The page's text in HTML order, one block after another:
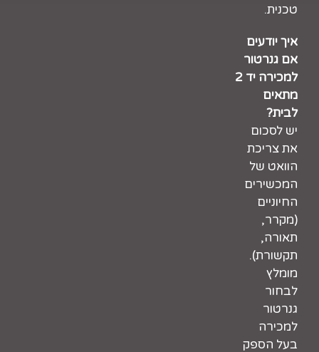
טכנית.
איך יודעים
אם גנרטור
למכירה יד 2
מתאים
לבית?
יש לסכום
את צריכת
הוואט של
המכשירים
החיוניים
(מקרר,
תאורה,
תקשורת).
מומלץ
לבחור
גנרטור
למכירה
בעל הספק